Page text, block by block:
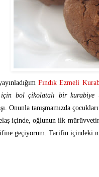
Fındık Ezmeli
için bol çikolatalı bir kurabiye
Onunla tanışmamızda
içinde, oğlunun ilk
geçiyorum. Tarifin içindeki